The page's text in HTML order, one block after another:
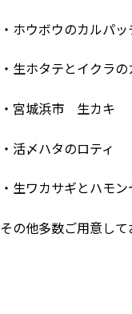
・ホウボウのカル
・生ホタテとイク
・宮城浜市 生カ
・活〆ハタのロテ
・生ワカサギとハ
その他多数ご用意して